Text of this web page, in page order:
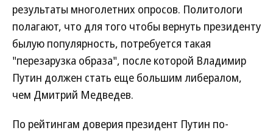
результаты многолетних опросов. Политологи
полагают, что для того чтобы вернуть президенту
былую популярность, потребуется такая
"перезарузка образа", после которой Владимир
Путин должен стать еще большим либералом,
чем Дмитрий Медведев.
По рейтингам доверия президент Путин по-